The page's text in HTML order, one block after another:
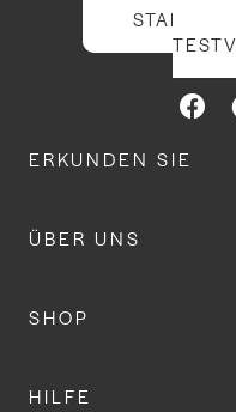
STARTEN
ERKUNDEN SIE
ÜBER UNS
SHOP
HILFE